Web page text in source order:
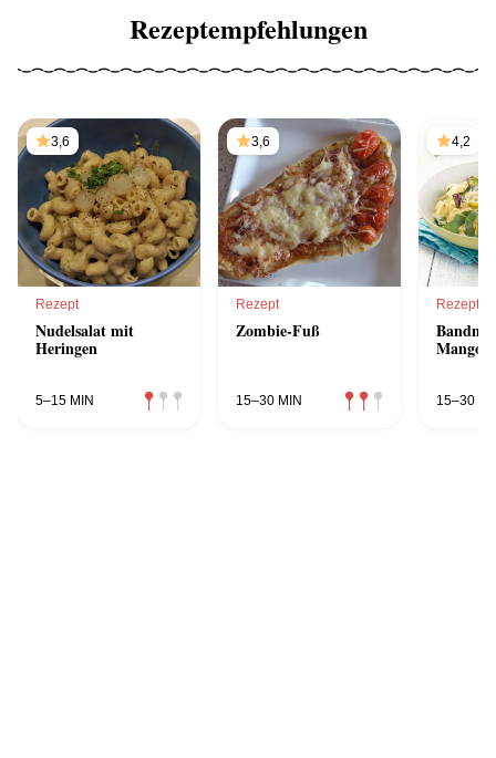
Rezeptempfehlungen
3,6
Rezept
Nudelsalat mit
Heringen
5–15 MIN
3,6
Rezept
Zombie-Fuß
15–30 MIN
4,2
Rezept
Mangold
15–30